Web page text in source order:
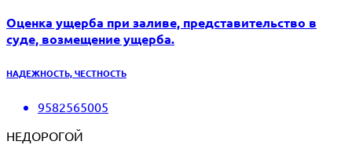
Оценка ущерба при заливе, представительство в
суде, возмещение ущерба.
НАДЕЖНОСТЬ, ЧЕСТНОСТЬ
9582565005
НЕДОРОГОЙ